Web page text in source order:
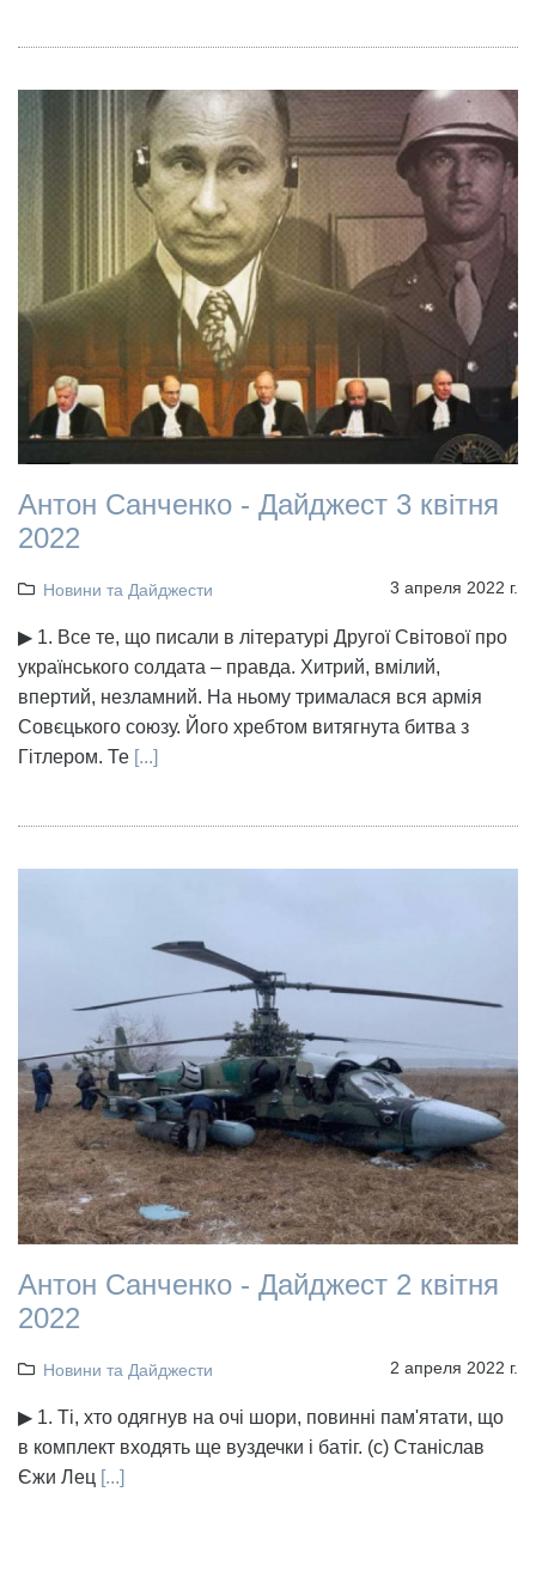
Антон Санченко - Дайджест 3 квітня
2022
Новини та Дайджести 3 апреля 2022 г.
▶ 1. Все те, що писали в літературі Другої Світової про
українського солдата – правда. Хитрий, вмілий,
впертий, незламний. На ньому трималася вся армія
Совєцького союзу. Його хребтом витягнута битва з
Гітлером. Те [...]
Антон Санченко - Дайджест 2 квітня
2022
Новини та Дайджести 2 апреля 2022 г.
▶ 1. Ті, хто одягнув на очі шори, повинні пам'ятати, що
в комплект входять ще вуздечки і батіг. (с) Станіслав
Єжи Лец [...]